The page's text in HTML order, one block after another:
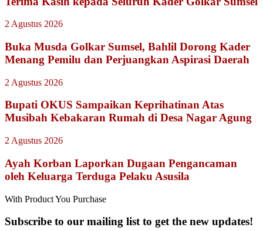
2 Agustus 2026
Buka Musda Golkar Sumsel, Bahlil Dorong Kader
Menang Pemilu dan Perjuangkan Aspirasi Daerah
2 Agustus 2026
Bupati OKUS Sampaikan Keprihatinan Atas
Musibah Kebakaran Rumah di Desa Nagar Agung
2 Agustus 2026
Ayah Korban Laporkan Dugaan Pengancaman
oleh Keluarga Terduga Pelaku Asusila
With Product You Purchase
Subscribe to our mailing list to get the new updates!